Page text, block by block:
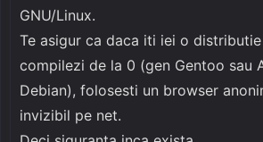
GNU/Linux.
Te asigur ca daca iti iei o
compilezi de la 0 (gen Gentoo sau
Debian), folosesti un browser
invizibil pe net.